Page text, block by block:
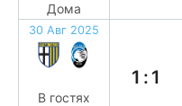
Дома
30 Авг 2025
В гостях
1:1